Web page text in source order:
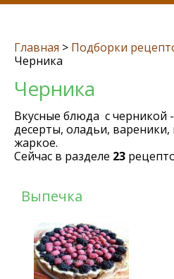
Главная > Подборки
Черника
Черника
Вкусные блюда с черникой
десерты, оладьи,
жаркое.
Сейчас в разделе 23
Выпечка